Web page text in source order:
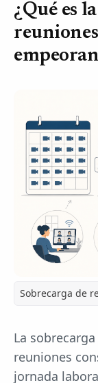
¿Qué es
Sobrecarga de
La
reuniones
jornada